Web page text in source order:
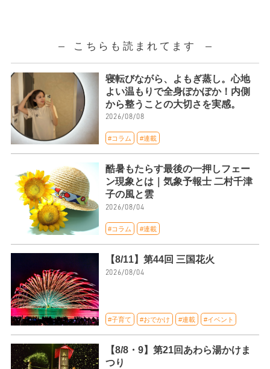
こちらも読まれてます
寝転びながら、よもぎ蒸し。心地
よい温もりで全身ぽかぽか！内側
から整うことの大切さを実感。
2026/08/08
#コラム #連載
酷暑もたらす最後の一押しフェー
ン現象とは｜気象予報士 二村千津
子の風と雲
2026/08/04
#コラム #連載
【8/11】第44回 三国花火
2026/08/04
#子育て #おでかけ #連載 #イベント
【8/8・9】第21回あわら湯かけま
つり